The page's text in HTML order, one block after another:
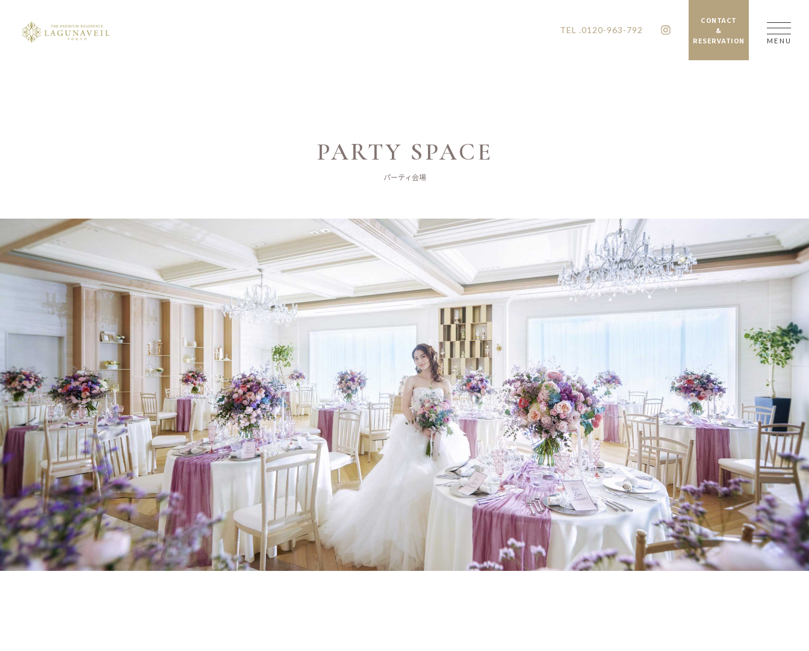
TEL .0120-963-792
CONTACT
&
RESERVATION
MENU
PARTY SPACE
パーティ会場